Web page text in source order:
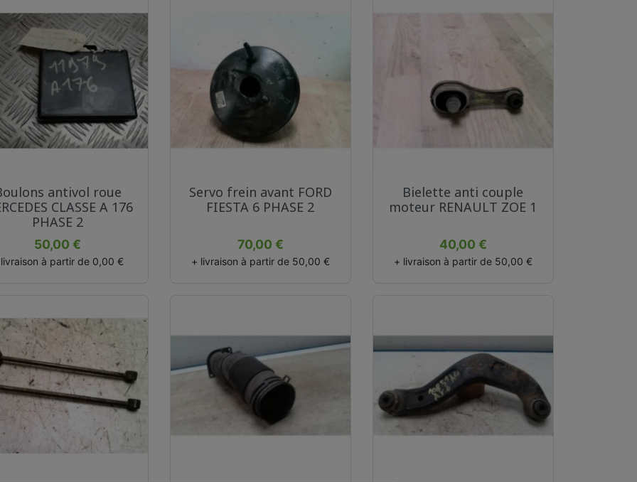
 Aperçu rapide
antivol roue
CLASSE A 176
PHASE 2
Prix
50,00 €
à partir de 0,00 €
Aperçu rapide
Servo frein avant FORD
FIESTA 6 PHASE 2
Prix
70,00 €
+ livraison à partir de 50,00 €
 Aperçu rapide
Bielette anti couple
moteur RENAULT ZOE 1
Prix
40,00 €
+ livraison à partir de 50,00 €